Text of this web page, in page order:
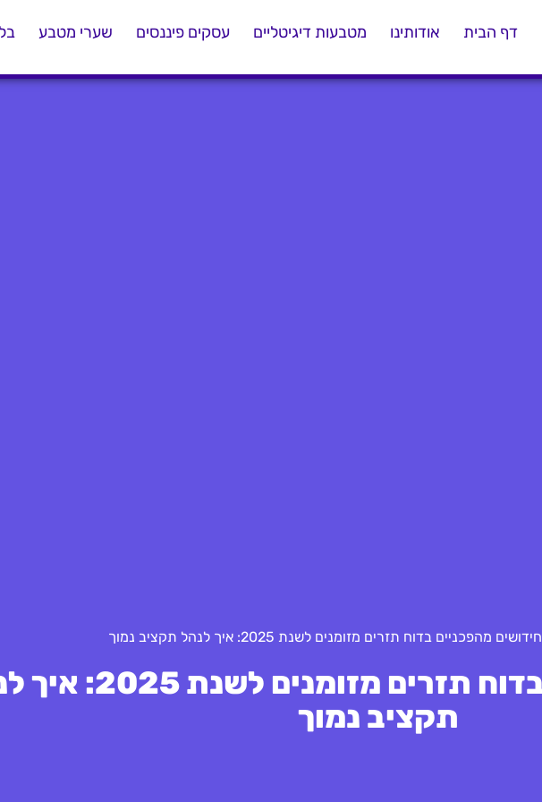
דף הבית אודותינו מטבעות דיגיטליים עסקים פיננסים שערי מטבע
חידושים מהפכניים בדוח תזרים מזומנים לשנת 2025: איך לנהל תקציב נמוך
חידושים מהפכניים בדוח תזרים
תקציב נמוך